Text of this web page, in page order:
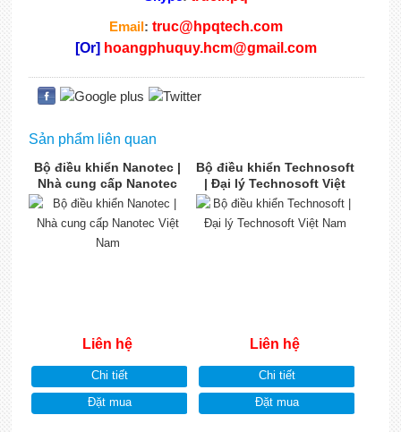
Email:truc@hpqtech.com
[Or] hoangphuquy.hcm@gmail.com
Sản phẩm liên quan
Bộ điều khiển Nanotec |
Nhà cung cấp Nanotec
Việt Nam
Liên hệ
Chi tiết
Đặt mua
Bộ điều khiển Technosoft
| Đại lý Technosoft Việt
Nam
Liên hệ
Chi tiết
Đặt mua